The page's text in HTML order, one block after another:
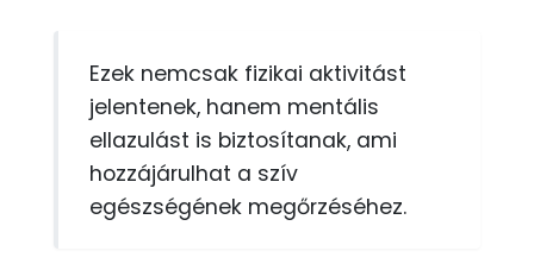
Ezek nemcsak fizikai aktivitást
jelentenek, hanem mentális
ellazulást is biztosítanak, ami
hozzájárulhat a szív
egészségének megőrzéséhez.